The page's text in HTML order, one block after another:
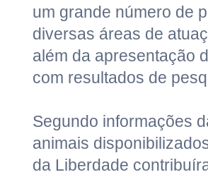
um grande número de
diversas áreas de
além da apresentação
com resultados de
Segundo informações
animais
da Liberdade